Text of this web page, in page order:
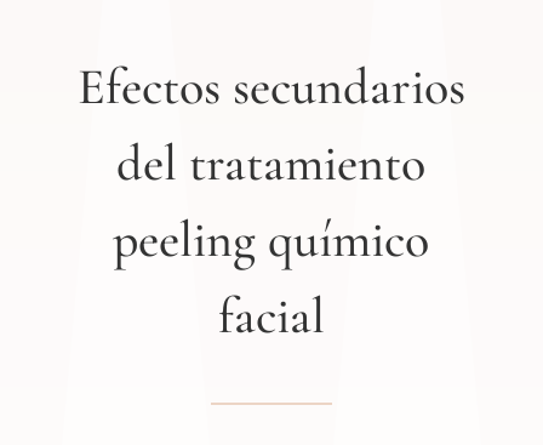
Efectos secundarios
del tratamiento
peeling químico
facial